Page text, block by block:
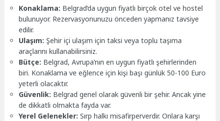
Konaklama: Belgrad’da uygun fiyatlı birçok otel ve hostel
bulunuyor. Rezervasyonunuzu önceden yapmanız tavsiye
edilir.
Ulaşım: Şehir içi ulaşım için taksi veya toplu taşıma
araçlarını kullanabilirsiniz.
Bütçe: Belgrad, Avrupa’nın en uygun fiyatlı şehirlerinden
biri. Konaklama ve eğlence için kişi başı günlük 50-100 Euro
yeterli olacaktır.
Güvenlik: Belgrad genel olarak güvenli bir şehir. Ancak yine
de dikkatli olmakta fayda var.
Yerel Gelenekler: Sırp halkı misafirperverdir. Onlara karşı